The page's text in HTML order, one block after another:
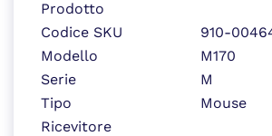
Prodotto
Codice SKU
910-
Modello
M170
Serie
M
Tipo
Mouse
Ricevitore